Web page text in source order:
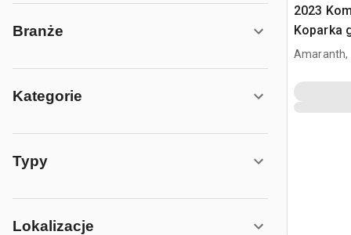
Branże
Kategorie
Typy
Lokalizacje
2023
Koparka
Amaranth,